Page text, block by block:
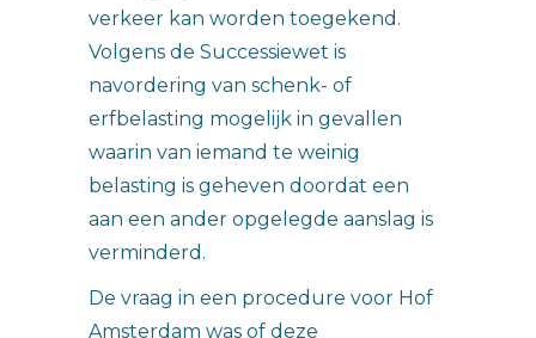
verkeer kan worden toegekend.
Volgens de Successiewet is
navordering van schenk- of
erfbelasting mogelijk in gevallen
waarin van iemand te weinig
belasting is geheven doordat een
aan een ander opgelegde aanslag is
verminderd.
De vraag in een procedure voor Hof
Amsterdam was of deze